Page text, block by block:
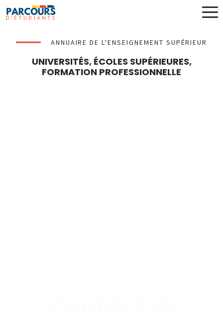
ANNUAIRE DE L'ENSEIGNEMENT SUPÉRIEUR
UNIVERSITÉS, ÉCOLES SUPÉRIEURES,
FORMATION PROFESSIONNELLE